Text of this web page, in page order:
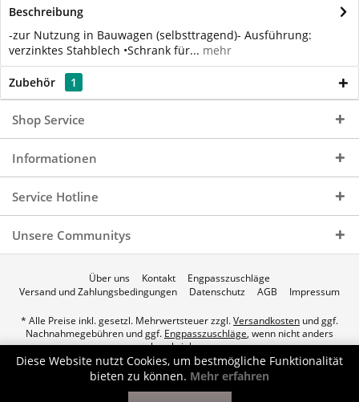
Beschreibung
-zur Nutzung in Bauwagen (selbsttragend)- Ausführung:
verzinktes Stahblech •Schrank für... mehr
Zubehör 1
Shop Service
Informationen
Service Hotline
Unsere Communitys
Über uns Kontakt
Engpasszuschläge
Versand und Zahlungsbedingungen
Datenschutz AGB Impressum
* Alle Preise inkl. gesetzl. Mehrwertsteuer zzgl.Versandkosten und ggf.
Nachnahmegebühren und ggf. Engpasszuschläge, wenn nicht anders
beschrieben.
© 2026 p.a.c. Gasservice GmbH - All Rights Reserved. Theme by
ThemeWare®
Diese Website nutzt Cookies, um bestmögliche Funktionalität
bieten zu können. Mehr erfahren